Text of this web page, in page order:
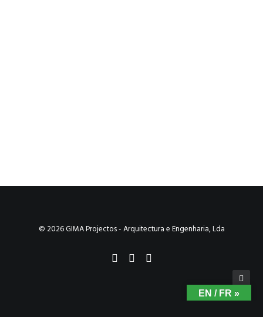
© 2026 GIMA Projectos - Arquitectura e Engenharia, Lda
EN / FR »